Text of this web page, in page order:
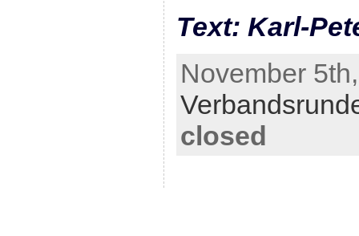
Text: Karl-
November
closed